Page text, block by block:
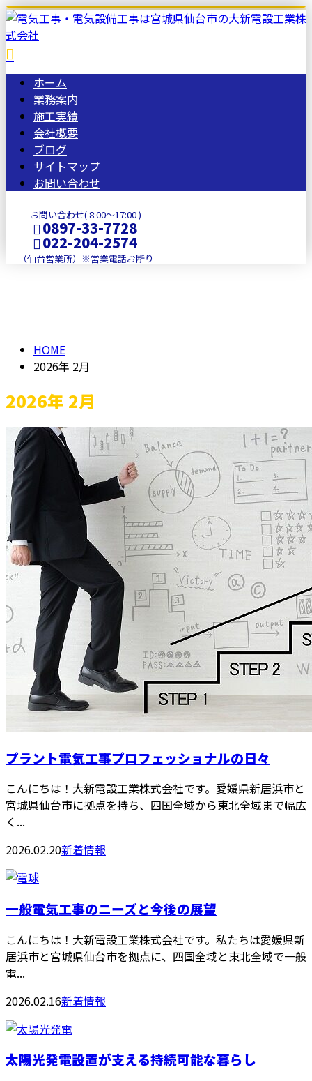
ホーム
業務案内
施工実績
会社概要
ブログ
サイトマップ
お問い合わせ
お問い合わせ( 8:00～17:00 )
0897-33-7728
022-204-2574
（仙台営業所）※営業電話お断り
HOME
2026年 2月
2026年 2月
プラント電気工事プロフェッショナルの日々
こんにちは！大新電設工業株式会社です。愛媛県新居浜市と
宮城県仙台市に拠点を持ち、四国全域から東北全域まで幅広
く...
2026.02.20新着情報
一般電気工事のニーズと今後の展望
こんにちは！大新電設工業株式会社です。私たちは愛媛県新
居浜市と宮城県仙台市を拠点に、四国全域と東北全域で一般
電...
2026.02.16新着情報
太陽光発電設置が支える持続可能な暮らし